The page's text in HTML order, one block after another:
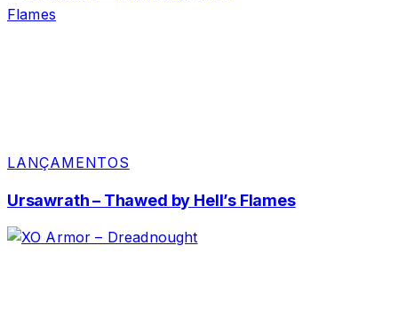
LANÇAMENTOS
Ursawrath – Thawed by Hell’s Flames